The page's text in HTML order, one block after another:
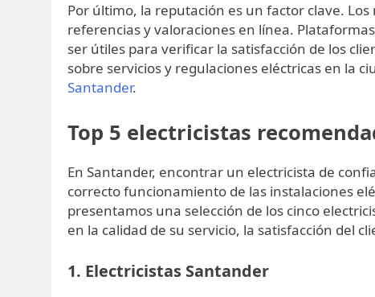
Por último, la reputación es un factor clave.
referencias y valoraciones en línea.
ser útiles para verificar la satisfacción de los
sobre servicios y regulaciones eléctricas en la
Santander.
Top 5 electricistas
En Santander, encontrar un electricista de
correcto funcionamiento de las instalaciones
presentamos una selección de los cinco
en la calidad de su servicio, la satisfacción del
1. Electricistas Santander